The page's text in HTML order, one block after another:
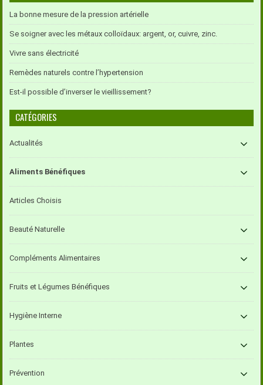
La bonne mesure de la pression artérielle
Se soigner avec les métaux colloïdaux: argent, or, cuivre, zinc.
Vivre sans électricité
Remèdes naturels contre l’hypertension
Est-il possible d’inverser le vieillissement?
CATÉGORIES
Actualités
Aliments Bénéfiques
Articles Choisis
Beauté Naturelle
Compléments Alimentaires
Fruits et Légumes Bénéfiques
Hygiène Interne
Plantes
Prévention